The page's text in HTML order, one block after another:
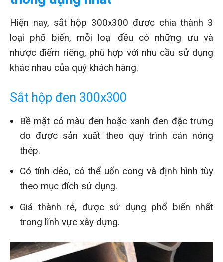
Hiện nay, sắt hộp 300x300 được chia thành 3
loại phổ biến, mỗi loại đều có những ưu và
nhược điểm riêng, phù hợp với nhu cầu sử dụng
khác nhau của quý khách hàng.
Sắt hộp đen 300x300
Bề mặt có màu đen hoặc xanh đen đặc trưng
do được sản xuất theo quy trình cán nóng
thép.
Có tính dẻo, có thể uốn cong và định hình tùy
theo mục đích sử dụng.
Giá thành rẻ, được sử dụng phổ biến nhất
trong lĩnh vực xây dựng.